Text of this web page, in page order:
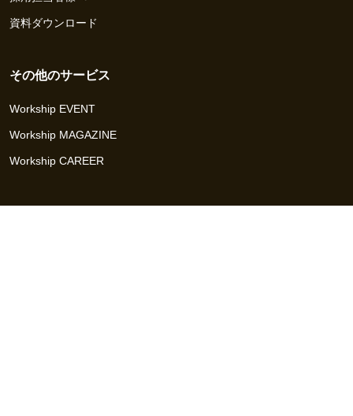
資料ダウンロード
その他のサービス
Workship EVENT
Workship MAGAZINE
Workship CAREER